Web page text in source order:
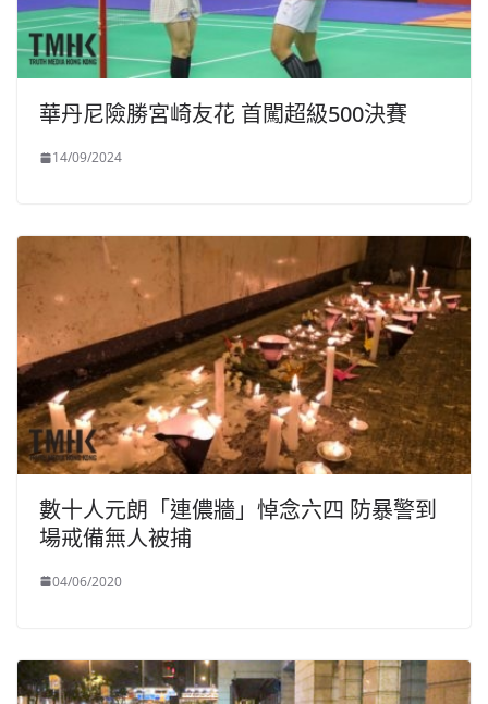
華丹尼險勝宮崎友花 首闖超級500決賽
14/09/2024
數十人元朗「連儂牆」悼念六四 防暴警到
場戒備無人被捕
04/06/2020